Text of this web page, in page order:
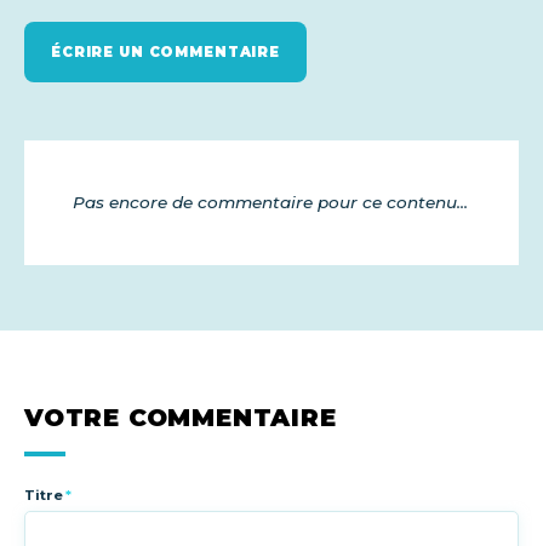
ÉCRIRE UN COMMENTAIRE
Pas encore de commentaire pour ce contenu...
VOTRE COMMENTAIRE
Titre*